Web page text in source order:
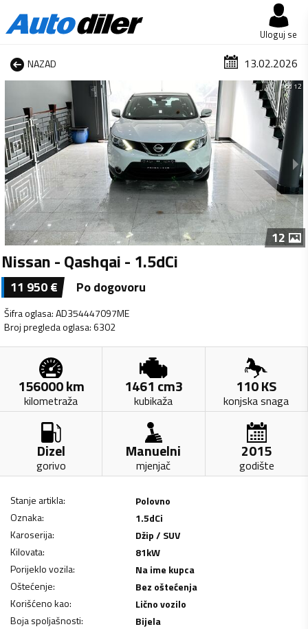
Uloguj se
NAZAD 13.02.2026
1 od 12
12
Nissan - Qashqai - 1.5dCi
11 950€ Po dogovoru
Šifra oglasa:AD354447097ME
Broj pregleda oglasa:6302
156000km
kilometraža
1461 cm3
kubikaža
110KS
konjska snaga
Dizel
gorivo
Manuelni
mjenjač
2015
godište
Stanje artikla:
Polovno
Oznaka:
1.5dCi
Karoserija:
Džip / SUV
Kilovata: 81kW
Porijeklo vozila:
Na ime kupca
Oštećenje:
Bez oštećenja
Korišćeno kao:
Lično vozilo
Boja spoljašnosti:
Bijela